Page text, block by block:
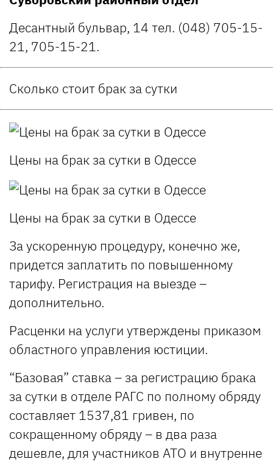
Десантный бульвар, 14 тел. (048) 705-15-
21, 705-15-21.
Сколько стоит брак за сутки
Цены на брак за сутки в Одессе
Цены на брак за сутки в Одессе
За ускоренную процедуру, конечно же,
придется заплатить по повышенному
тарифу. Регистрация на выезде –
дополнительно.
Расценки на услуги утверждены приказом
областного управления юстиции.
“Базовая” ставка – за регистрацию брака
за сутки в отделе РАГС по полному обряду
составляет 1537,81 гривен, по
сокращенному обряду – в два раза
дешевле, для участников АТО и внутренне